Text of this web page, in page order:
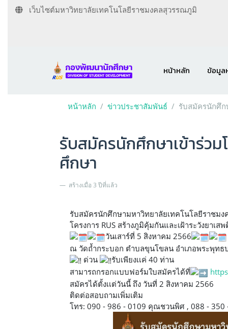
เว็บไซต์มหาวิทยาลัยเทคโนโลยีราชมงคลสุวรรณภูมิ
หน้าหลัก ข้อมูล
หน้าหลัก ข่าวประชาสัมพันธ์ รับสมัครนักศึก
รับสมัครนักศึกษาเข้าร่วม
ศึกษา
สร้างเมื่อ 3 ปีที่แล้ว
รับสมัครนักศึกษามหาวิทยาลัยเทคโนโลยีราชมง
โครงการ RUS สร้างภูมิคุ้มกันและเฝ้าระวังยาเส
วันเสาร์ที่ 5 สิงหาคม 2566
ณ วัดถ้ำกระบอก ตำบลขุนโขลน อำเภอพระพุทธ
ด่วน
รับเพียงเเค่ 40 ท่าน
สามารถกรอกแบบฟอร์มใบสมัครได้ที่
สมัครได้ตั้งเเต่วันนี้ ถึง วันที่ 2 สิงหาคม 2566
ติดต่อสอบถามเพิ่มเติม
โทร: 090 - 986 - 0109 คุณชวนพิศ , 088 -